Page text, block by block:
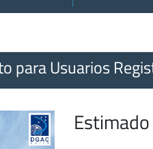
para Usuarios